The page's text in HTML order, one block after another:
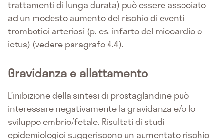
trattamenti di lunga durata) può essere associato
ad un modesto aumento del rischio di eventi
trombotici arteriosi (p. es. infarto del miocardio o
ictus) (vedere paragrafo 4.4).
Gravidanza e allattamento
L’inibizione della sintesi di prostaglandine può
interessare negativamente la gravidanza e/o lo
sviluppo embrio/fetale. Risultati di studi
epidemiologici suggeriscono un aumentato rischio